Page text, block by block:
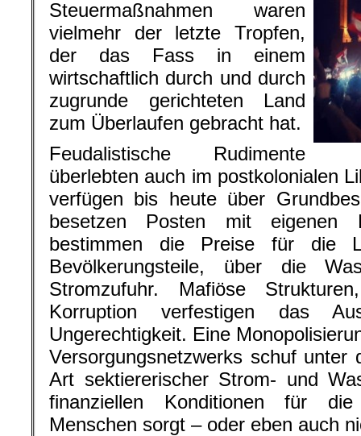
Steuermaßnahmen waren
vielmehr der letzte Tropfen,
der das Fass in einem
wirtschaftlich durch und durch
zugrunde gerichteten Land
zum Überlaufen gebracht hat.
Feudalistische Rudimente
überlebten auch im postkolonialen
verfügen bis heute über
besetzen Posten mit eigenen
bestimmen die Preise für die
Bevölkerungsteile, über die
Stromzufuhr. Mafiöse
Korruption verfestigen das
Ungerechtigkeit. Eine
Versorgungsnetzwerks schuf unter
Art sektiererischer Strom- und
finanziellen Konditionen für die
Menschen sorgt – oder eben auch